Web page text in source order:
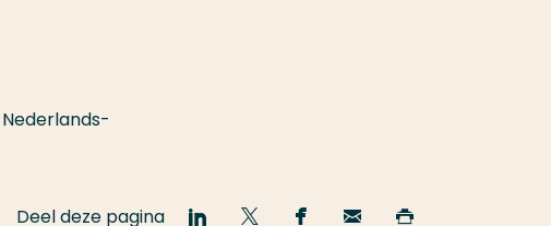
Nederlands-
Deel deze pagina Deel Deel Deel Email